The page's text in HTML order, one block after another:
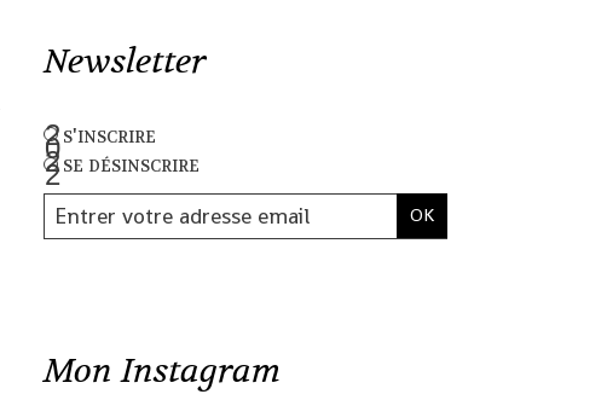
Newsletter
s'inscrire
se désinscrire
Mon Instagram